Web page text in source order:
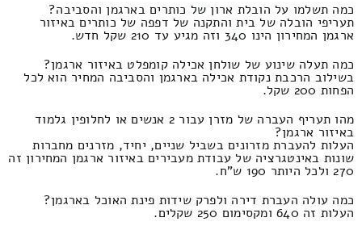
כמה תשלמו על הובלת ארון של כותרים בארגמן והסביבה?
תעריפי הובלה של בית והתקנה של דפפה של כותרים באיזור
ארגמן המחירון הינו 340 וזה מגיע עד 210 שקל חדש.
כמה תעלה שינוע של שולחן אכילה קומפלט באיזור ארגמן?
בשילוב הרכבת נקודת אכילה בארגמן והסביבה המחיר הוא לכל
הפחות 200 שקל.
מהו תעריף העברה של מזרן עבור 2 אנשים או לחלופין גלמוד
באיזור ארגמן?
העלות להעברת מזרונים בשביל שניים, יחיד, מזרנים מחברות
שונות באינטגרציה של עבודת מעבירים באיזור ארגמן המחירון זה
270 ולכל היותר 190 ש"ח.
כמה עולה העברת דירה ולפרק שידות פינת האוכל בארגמן?
העלות זה 640 ומקסימום 250 שקלים.